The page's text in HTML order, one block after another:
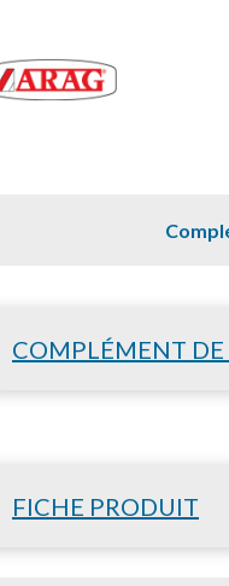
COMPLÉMENT
FICHE PRODUIT